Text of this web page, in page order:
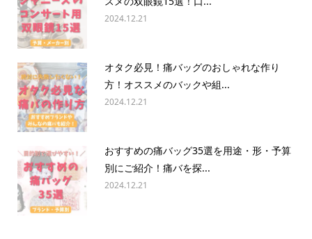
2024.12.21
オタク必見！痛バッグのおしゃれな作り
方！オススメのバックや組...
2024.12.21
おすすめの痛バッグ35選を用途・形・予算
別にご紹介！痛バを探...
2024.12.21